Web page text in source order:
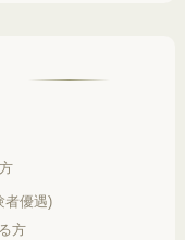
者優遇)
方